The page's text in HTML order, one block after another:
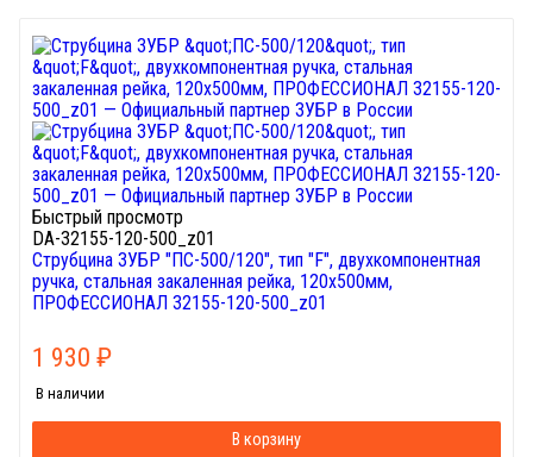
Быстрый просмотр
DA-32155-120-500_z01
Струбцина ЗУБР "ПС-500/120", тип "F", двухкомпонентная
ручка, стальная закаленная рейка, 120х500мм,
ПРОФЕССИОНАЛ 32155-120-500_z01
1 930 ₽
В наличии
В корзину